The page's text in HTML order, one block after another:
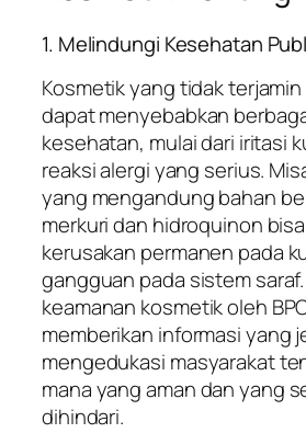
1. Melindungi Kesehatan
Kosmetik yang tidak
dapat menyebabkan
kesehatan, mulai dari iritasi
reaksi alergi yang serius.
yang mengandung bahan
merkuri dan hidroquinon
kerusakan permanen pada
gangguan pada sistem
keamanan kosmetik oleh
memberikan informasi yang
mengedukasi masyarakat
mana yang aman dan yang
dihindari.